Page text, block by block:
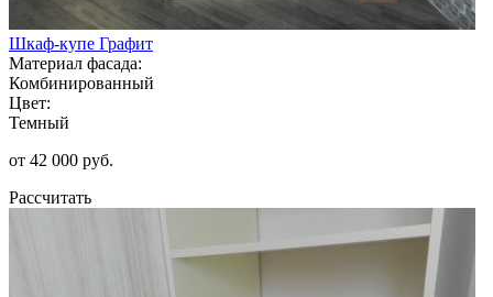
Шкаф-купе Графит
Материал фасада:
Комбинированный
Цвет:
Темный
от 42 000 руб.
Рассчитать